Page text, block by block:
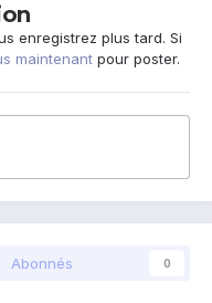
enregistrez plus tard. Si
maintenant pour poster.
Abonnés 0